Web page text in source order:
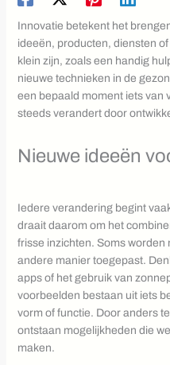
Innovatie betekent het
ideeën, producten, diensten
klein zijn, zoals een handig
nieuwe technieken in de
een bepaald moment iets van
steeds verandert door
Nieuwe ideeën
Iedere verandering begint
draait daarom om het
frisse inzichten. Soms worden
andere manier toegepast.
apps of het gebruik van
voorbeelden bestaan uit iets
vorm of functie. Door anders
ontstaan mogelijkheden die
maken.